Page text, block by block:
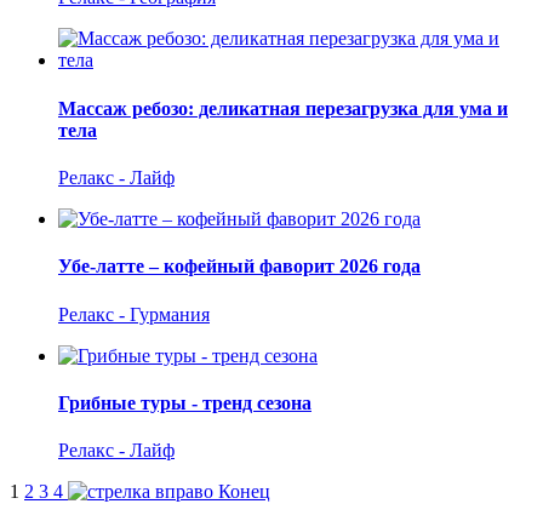
Массаж ребозо: деликатная перезагрузка для ума и
тела
Релакс - Лайф
Убе-латте – кофейный фаворит 2026 года
Релакс - Гурмания
Грибные туры - тренд сезона
Релакс - Лайф
1 2 3 4
Конец